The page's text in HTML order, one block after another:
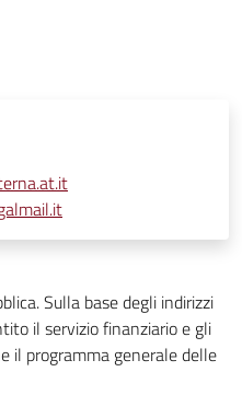
Sulla base degli indirizzi
il servizio finanziario e gli
il programma generale delle